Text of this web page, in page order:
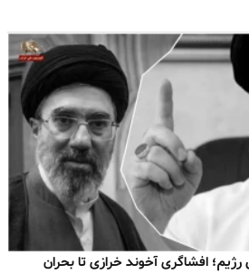
افشاگری آخوند خرازی تا بحران